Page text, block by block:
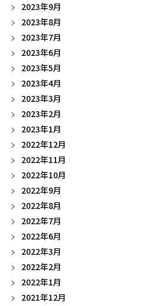
2023年9月
2023年8月
2023年7月
2023年6月
2023年5月
2023年4月
2023年3月
2023年2月
2023年1月
2022年12月
2022年11月
2022年10月
2022年9月
2022年8月
2022年7月
2022年6月
2022年3月
2022年2月
2022年1月
2021年12月